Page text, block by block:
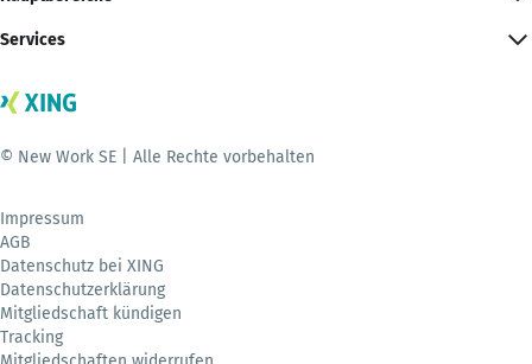
Services
© New Work SE | Alle Rechte vorbehalten
Impressum
AGB
Datenschutz bei XING
Datenschutzerklärung
Mitgliedschaft kündigen
Tracking